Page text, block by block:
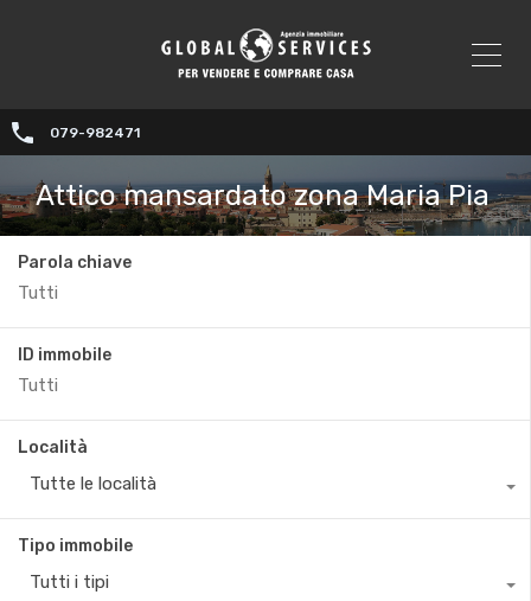
079-982471
Attico mansardato zona Maria Pia
Parola chiave
ID immobile
Località
Tutte le località
Tipo immobile
Tutti i tipi